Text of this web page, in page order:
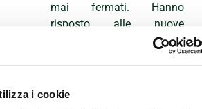
i cookie
mai fermati. Hanno
risposto alle nuove
chiamate e hanno
continuato ad assistere i
nostra regione anche nei